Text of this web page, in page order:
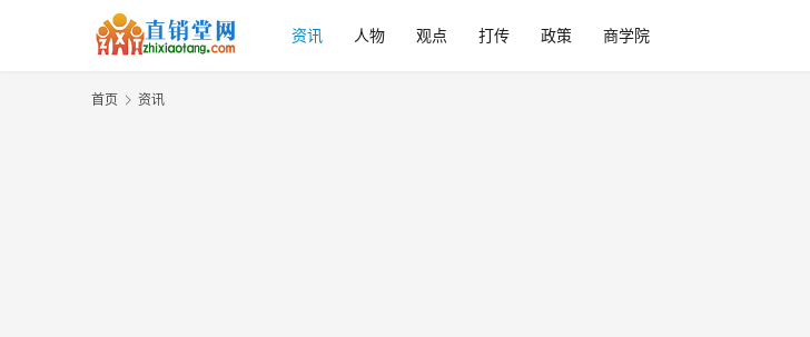
资讯 人物 观点 打传 政策 商学院
首页 资讯